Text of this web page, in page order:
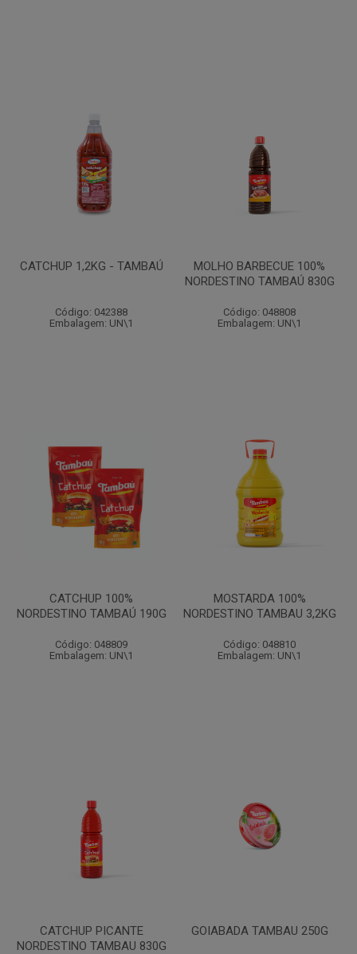
CATCHUP 1,2KG - TAMBAÚ
Código: 042388
Embalagem: UN\1
MOLHO BARBECUE 100%
NORDESTINO TAMBAÚ 830G
Código: 048808
Embalagem: UN\1
CATCHUP 100%
NORDESTINO TAMBAÚ 190G
Código: 048809
Embalagem: UN\1
MOSTARDA 100%
NORDESTINO TAMBAU 3,2KG
Código: 048810
Embalagem: UN\1
CATCHUP PICANTE
NORDESTINO TAMBAU 830G
GOIABADA TAMBAU 250G